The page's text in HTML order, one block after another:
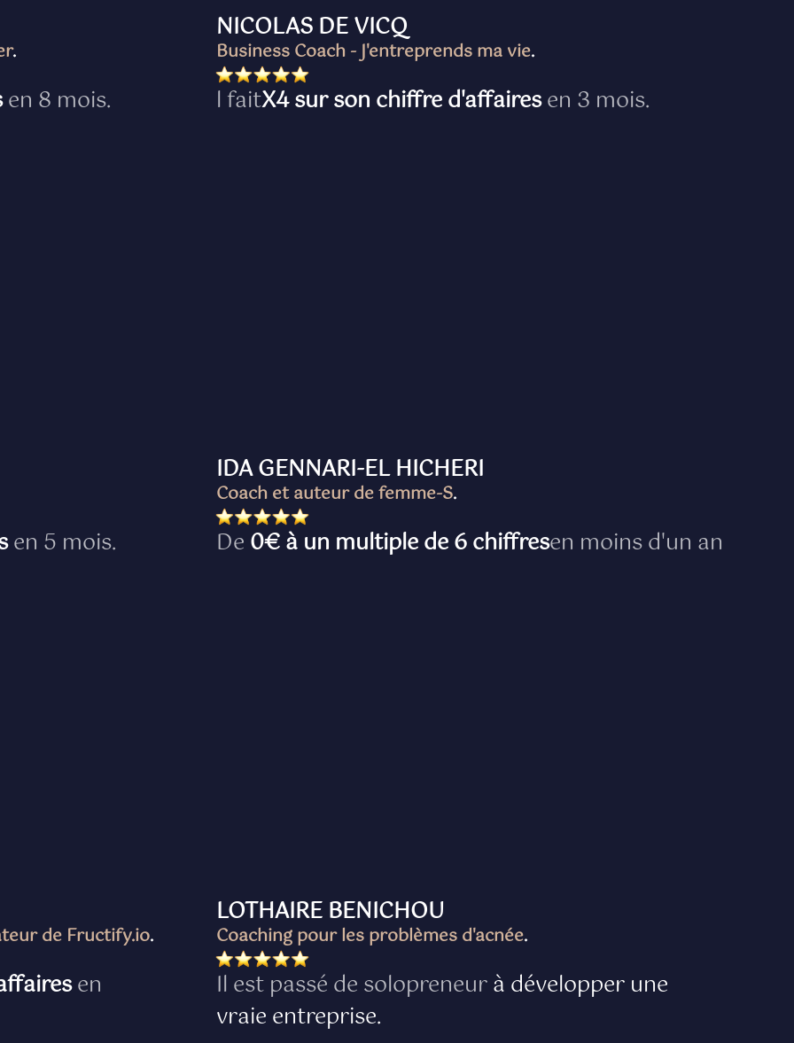
.
en 8 mois.
NICOLAS DE VICQ
Business Coach - J'entreprends ma vie.
l faitX4 sur son chiffre d'affairesen 3 mois.
en 5 mois.
IDA GENNARI-EL HICHERI
Coach et auteur de femme-S.
De 0€ à un multiple de 6 chiffresen moins d'un an
de Fructify.io.
en
LOTHAIRE BENICHOU
Coaching pour les problèmes d'acnée.
Il est passé de solopreneurà développer une
vraie entreprise.